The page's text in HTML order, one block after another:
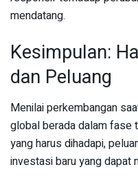
mendatang.
Kesimpulan:
dan Peluang
Menilai perkembangan
global berada dalam fase
yang harus dihadapi,
investasi baru yang dapat